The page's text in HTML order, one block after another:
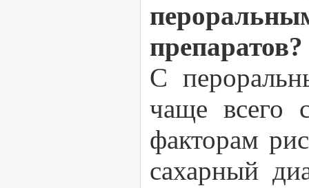
препаратов?
С
чаще всего
факторам
сахарный